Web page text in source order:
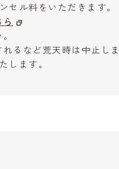
セル料をいただきます。
るなど荒天時は中止し
します。